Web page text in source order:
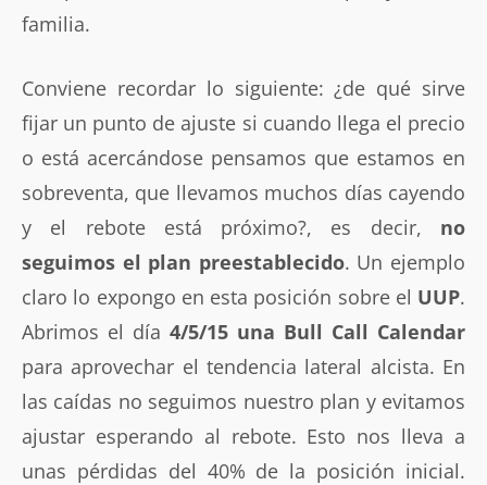
familia.
Conviene recordar lo siguiente: ¿de qué sirve
fijar un punto de ajuste si cuando llega el precio
o está acercándose pensamos que estamos en
sobreventa, que llevamos muchos días cayendo
y el rebote está próximo?, es decir, no
seguimos el plan preestablecido. Un ejemplo
claro lo expongo en esta posición sobre el UUP.
Abrimos el día 4/5/15 una Bull Call Calendar
para aprovechar el tendencia lateral alcista. En
las caídas no seguimos nuestro plan y evitamos
ajustar esperando al rebote. Esto nos lleva a
unas pérdidas del 40% de la posición inicial.